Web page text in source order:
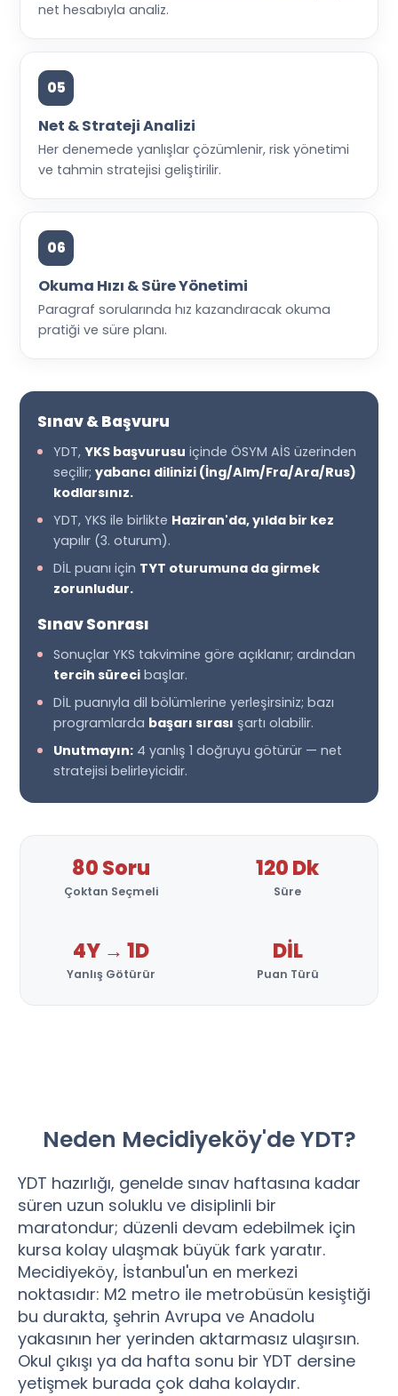
net hesabıyla analiz.
05
Net & Strateji Analizi
Her denemede yanlışlar çözümlenir, risk yönetimi
ve tahmin stratejisi geliştirilir.
06
Okuma Hızı & Süre Yönetimi
Paragraf sorularında hız kazandıracak okuma
pratiği ve süre planı.
Sınav & Başvuru
YDT, YKS başvurusu içinde ÖSYM AİS üzerinden
seçilir; yabancı dilinizi (İng/Alm/Fra/Ara/Rus)
kodlarsınız.
YDT, YKS ile birlikte Haziran'da, yılda bir kez
yapılır (3. oturum).
DİL puanı için TYT oturumuna da girmek
zorunludur.
Sınav Sonrası
Sonuçlar YKS takvimine göre açıklanır; ardından
tercih süreci başlar.
DİL puanıyla dil bölümlerine yerleşirsiniz; bazı
programlarda başarı sırası şartı olabilir.
Unutmayın: 4 yanlış 1 doğruyu götürür — net
stratejisi belirleyicidir.
80 Soru
Çoktan Seçmeli
120 Dk
Süre
4Y → 1D
Yanlış Götürür
DİL
Puan Türü
Neden Mecidiyeköy'de YDT?
YDT hazırlığı, genelde sınav haftasına kadar
süren uzun soluklu ve disiplinli bir
maratondur; düzenli devam edebilmek için
kursa kolay ulaşmak büyük fark yaratır.
Mecidiyeköy, İstanbul'un en merkezi
noktasıdır: M2 metro ile metrobüsün kesiştiği
bu durakta, şehrin Avrupa ve Anadolu
yakasının her yerinden aktarmasız ulaşırsın.
Okul çıkışı ya da hafta sonu bir YDT dersine
yetişmek burada çok daha kolaydır.